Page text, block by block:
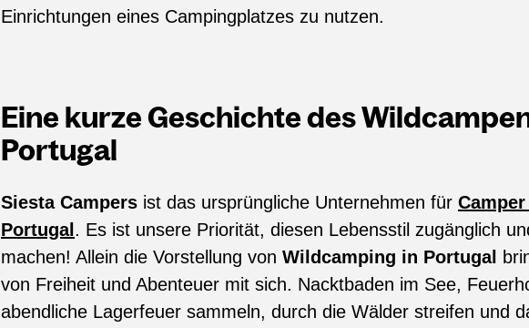
Einrichtungen eines Campingplatzes zu nutzen.
Eine kurze Geschichte des
Portugal
Siesta Campers ist das ursprüngliche Unternehmen für
Portugal . Es ist unsere Priorität, diesen Lebensstil zugänglich
machen! Allein die Vorstellung von Wildcamping in Portugal
von Freiheit und Abenteuer mit sich. Nacktbaden im See,
abendliche Lagerfeuer sammeln, durch die Wälder streifen und